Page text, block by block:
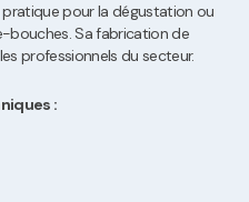
pour la dégustation ou
bouches. Sa fabrication de
professionnels du secteur.
: